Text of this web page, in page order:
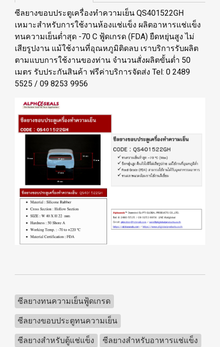
ซีลยางขอบประตูเครื่องทำความเย็น QS401522GH
เหมาะสำหรับการใช้งานห้องแช่แข็ง ผลิตอาหารแช่แข็ง
ทนความเย็นต่ำสุด -70 C ฟู้ดเกรด (FDA) ยืดหยุ่นสูง ไม่
เสียรูปงาน แม้ใช้งานที่อุณหภูมิติดลบ เราบริการรับผลิต
ตามแบบการใช้งานของท่าน จำนวนสั่งผลิตขั้นต่ำ 50
เมตร รับประกันสินค้า ฟรีค่าบริการจัดส่ง Tel: 0 2489
5525 / 09 8253 9956
ซีลยางทนความเย็นฟู้ดเกรด
ซีลยางขอบประตูทนความเย็น
ซีลยางสำหรับตู้แช่แข็ง ซีลยางสำหรับอาหารแช่แข็ง